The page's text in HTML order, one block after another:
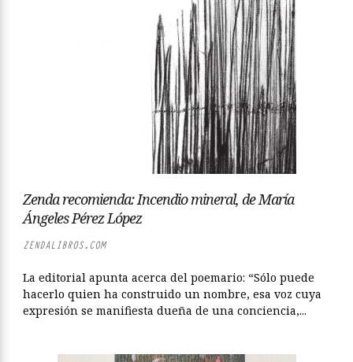
Zenda recomienda: Incendio mineral, de María
Ángeles Pérez López
ZENDALIBROS.COM
La editorial apunta acerca del poemario: “Sólo puede
hacerlo quien ha construido un nombre, esa voz cuya
expresión se manifiesta dueña de una conciencia,...